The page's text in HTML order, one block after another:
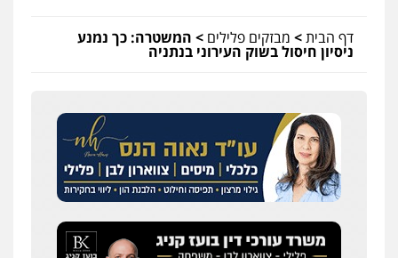
דף הבית> מבזקים פלילים > המשטרה: כך נמנע
ניסיון חיסול בשוק העירוני בנתניה